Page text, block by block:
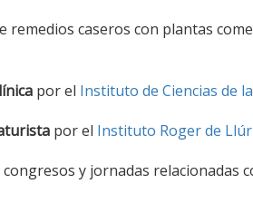
remedios caseros con plantas
por el Instituto de Ciencias de
por el Instituto Roger de
y jornadas